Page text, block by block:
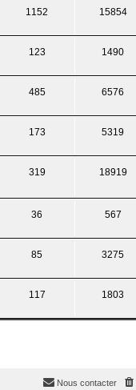
1152 15854
123 1490
485 6576
173 5319
319 18919
36 567
85 3275
117 1803
Nous contacter